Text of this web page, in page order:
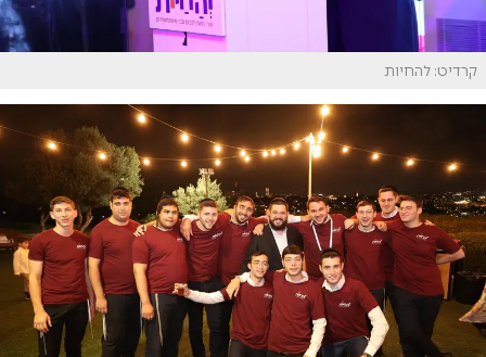
קרדיט: להחיות